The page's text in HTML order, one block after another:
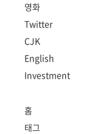
영화
Twitter
CJK
English
Investment
홈
태그